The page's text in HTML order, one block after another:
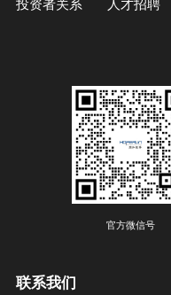
官方微信号
联系我们